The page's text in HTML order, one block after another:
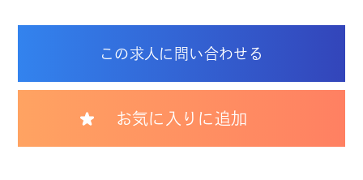
この求人に問い合わせる
お気に入りに追加